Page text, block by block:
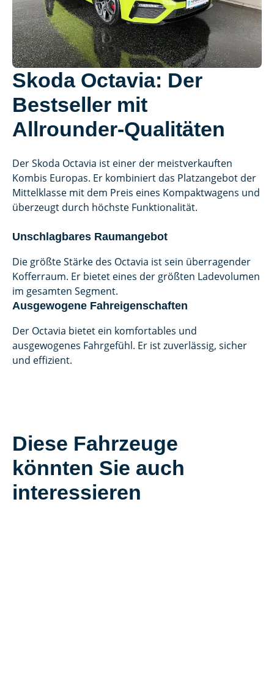
Skoda Octavia: Der
Bestseller mit
Allrounder-Qualitäten
Der Skoda Octavia ist einer der meistverkauften
Kombis Europas. Er kombiniert das Platzangebot der
Mittelklasse mit dem Preis eines Kompaktwagens und
überzeugt durch höchste Funktionalität.
Unschlagbares Raumangebot
Die größte Stärke des Octavia ist sein überragender
Kofferraum. Er bietet eines der größten Ladevolumen
im gesamten Segment.
Ausgewogene Fahreigenschaften
Der Octavia bietet ein komfortables und
ausgewogenes Fahrgefühl. Er ist zuverlässig, sicher
und effizient.
Diese Fahrzeuge
könnten Sie auch
interessieren